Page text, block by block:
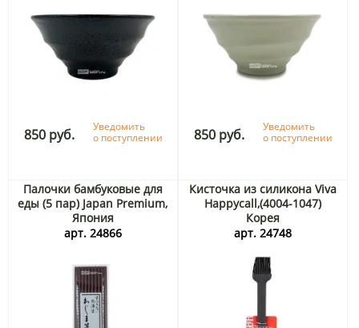
850 руб.
Уведомить
о поступлении
850 руб.
Уведомить
о поступлении
Палочки бамбуковые для
еды (5 пар) Japan Premium,
Япония
арт. 24866
Кисточка из силикона Viva
Happycall,(4004-1047)
Корея
арт. 24748